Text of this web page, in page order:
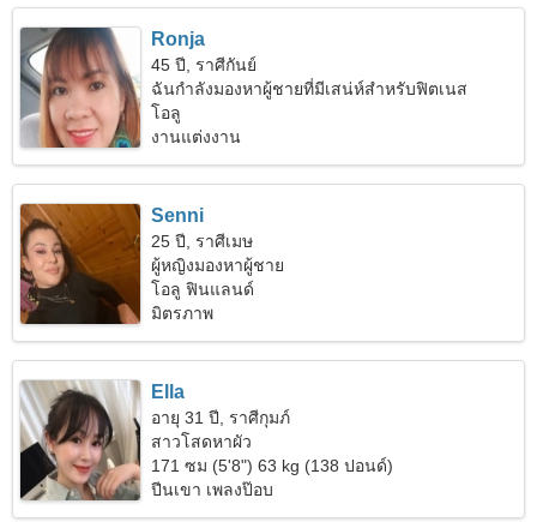
Ronja
45 ปี, ราศีกันย์
ฉันกำลังมองหาผู้ชายที่มีเสน่ห์สำหรับฟิตเนส
โอลู
งานแต่งงาน
Senni
25 ปี, ราศีเมษ
ผู้หญิงมองหาผู้ชาย
โอลู ฟินแลนด์
มิตรภาพ
Ella
อายุ 31 ปี, ราศีกุมภ์
สาวโสดหาผัว
171 ซม (5'8") 63 kg (138 ปอนด์)
ปีนเขา เพลงป๊อบ